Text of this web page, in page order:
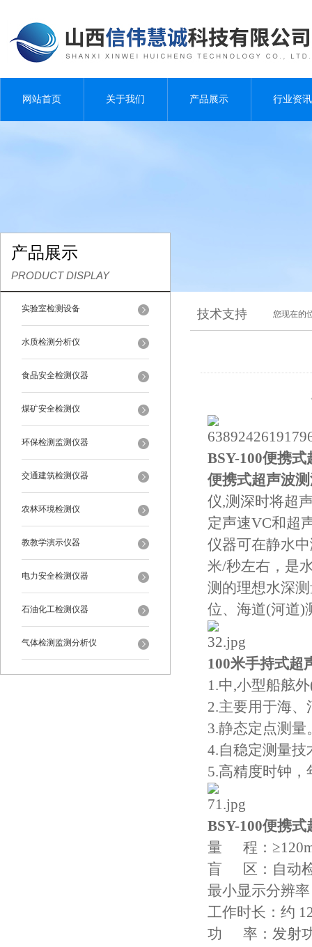
网站首页 关于我们 产品展示 行业资讯
产品展示
PRODUCT DISPLAY
实验室检测设备
水质检测分析仪
食品安全检测仪器
煤矿安全检测仪
环保检测监测仪器
交通建筑检测仪器
农林环境检测仪
教教学演示仪器
电力安全检测仪器
石油化工检测仪器
气体检测监测分析仪
技术支持 您现在的
BSY-100便携
便携式超声波
仪,测深时将超
定声速VC和超
仪器可在静水
米/秒左右，是
测的理想水深
位、海道(河道)
100米手持式超
1.中,小型船舷
2.主要用于海
3.静态定点测量
4.自稳定测量
5.高精度时钟，
BSY-100便携
量 程：
盲 区：自动检
最小显示分辨率
工作时长：约
功 率：发射功